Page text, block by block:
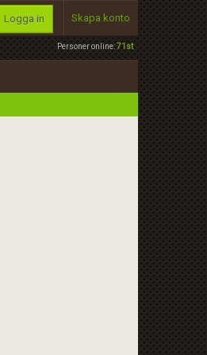
Personer online:71st
Logga in Skapa konto